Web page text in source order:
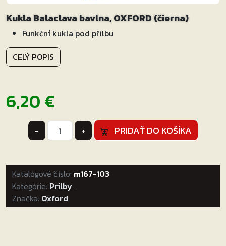
Kukla Balaclava bavlna, OXFORD (čierna)
Funkční kukla pod přilbu
CELÝ POPIS
6,20€
-
množstvo
Kukla
bavlna,
OXFORD
(čierna)
+ PRIDAŤ DO KOŠÍKA
Katalógové číslo: m167-103
Kategórie: Prilby ,
Značka: Oxford